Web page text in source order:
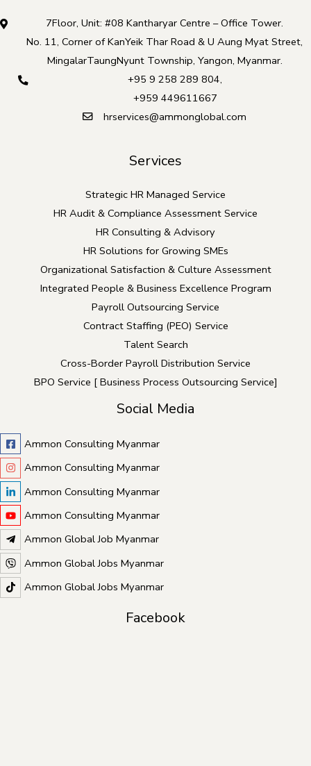
7Floor, Unit: #08 Kantharyar Centre – Office Tower.
No. 11, Corner of KanYeik Thar Road & U Aung Myat Street,
MingalarTaungNyunt Township, Yangon, Myanmar.
+95 9 258 289 804,
+959 449611667
hrservices@ammonglobal.com
Services
Strategic HR Managed Service
HR Audit & Compliance Assessment Service
HR Consulting & Advisory
HR Solutions for Growing SMEs
Organizational Satisfaction & Culture Assessment
Integrated People & Business Excellence Program
Payroll Outsourcing Service
Contract Staffing (PEO) Service
Talent Search
Cross-Border Payroll Distribution Service
BPO Service [ Business Process Outsourcing Service]
Social Media
Ammon Consulting Myanmar
Ammon Consulting Myanmar
Ammon Consulting Myanmar
Ammon Consulting Myanmar
Ammon Global Job Myanmar
Ammon Global Jobs Myanmar
Ammon Global Jobs Myanmar
Facebook